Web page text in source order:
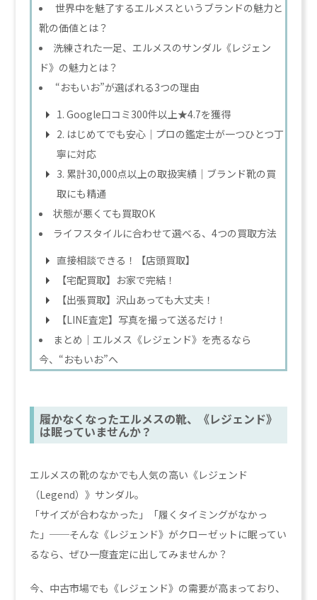
世界中を魅了するエルメスというブランドの魅力と
靴の価値とは？
洗練された一足、エルメスのサンダル《レジェン
ド》の魅力とは？
“おもいお”が選ばれる3つの理由
1. Google口コミ300件以上★4.7を獲得
2. はじめてでも安心｜プロの鑑定士が一つひとつ丁
寧に対応
3. 累計30,000点以上の取扱実績｜ブランド靴の買
取にも精通
状態が悪くても買取OK
ライフスタイルに合わせて選べる、4つの買取方法
直接相談できる！【店頭買取】
【宅配買取】お家で完結！
【出張買取】沢山あっても大丈夫！
【LINE査定】写真を撮って送るだけ！
まとめ｜エルメス《レジェンド》を売るなら
今、“おもいお”へ
履かなくなったエルメスの靴、《レジェンド》
は眠っていませんか？
エルメスの靴のなかでも人気の高い《レジェンド
（Legend）》サンダル。
「サイズが合わなかった」「履くタイミングがなかっ
た」──そんな《レジェンド》がクローゼットに眠ってい
るなら、ぜひ一度査定に出してみませんか？
今、中古市場でも《レジェンド》の需要が高まっており、